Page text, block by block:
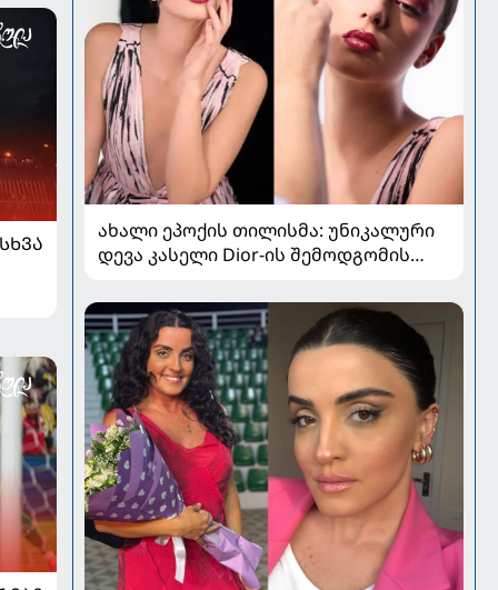
ახალი ეპოქის თილისმა: უნიკალური
დევა კასელი Dior-ის შემოდგომის